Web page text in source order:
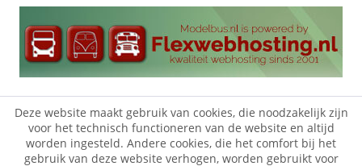
Deze website maakt gebruik van cookies, die noodzakelijk zijn
voor het technisch functioneren van de website en altijd
worden ingesteld. Andere cookies, die het comfort bij het
gebruik van deze website verhogen, worden gebruikt voor